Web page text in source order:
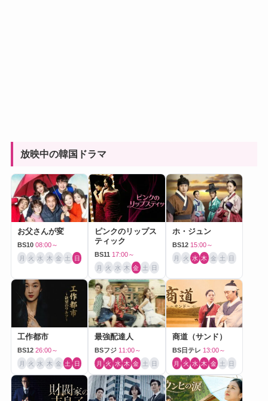
放映中の韓国ドラマ
お父さんが変
BS10 08:00～
月 火 水 木 金 土 日
ピンクのリップス
ティック
BS11 17:00～
月 火 水 木 金 土 日
ホ・ジュン
BS12 15:00～
月 火 水 木 金 土 日
工作都市
BS12 26:00～
月 火 水 木 金 土 日
最強配達人
BSフジ 11:00～
月 火 水 木 金 土 日
商道（サンド）
BS日テレ 13:00～
月 火 水 木 金 土 日